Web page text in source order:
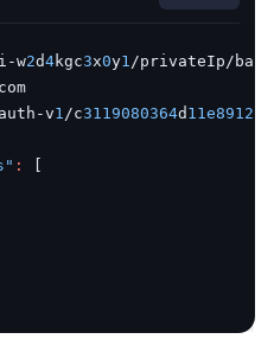
w2d4kgc3x0y1 /privateIp/
v1 /c3119080364d
:
[